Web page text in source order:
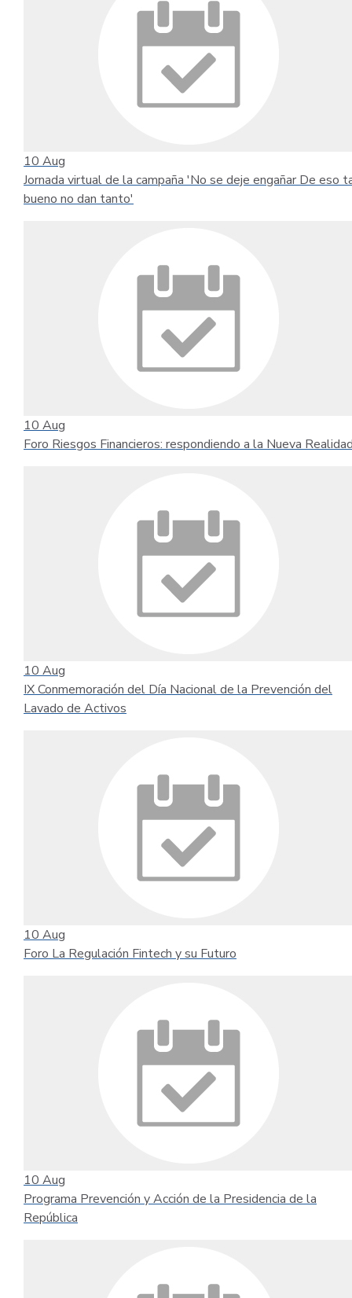
10 Aug
Jornada virtual de la campaña 'No se deje engañar De eso
bueno no dan tanto'
10 Aug
Foro Riesgos Financieros: respondiendo a la Nueva
10 Aug
IX Conmemoración del Día Nacional de la Prevención del
Lavado de Activos
10 Aug
Foro La Regulación Fintech y su Futuro
10 Aug
Programa Prevención y Acción de la Presidencia de la
República